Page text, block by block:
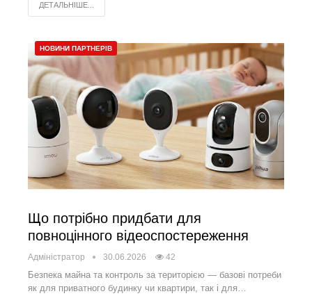
ДЕТАЛЬНІШЕ...
НОВИНИ ПАРТНЕРІВ
Що потрібно придбати для
повноцінного відеоспостереження
Адміністратор 30.06.2026 42
Безпека майна та контроль за територією — базові потреби
як для приватного будинку чи квартири, так і для…